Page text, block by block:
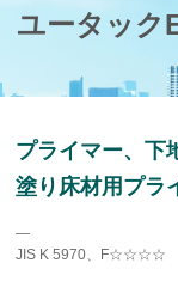
ユータック
プライマー、下
塗り床材用プラ
―
JIS K 5970、F☆☆☆☆